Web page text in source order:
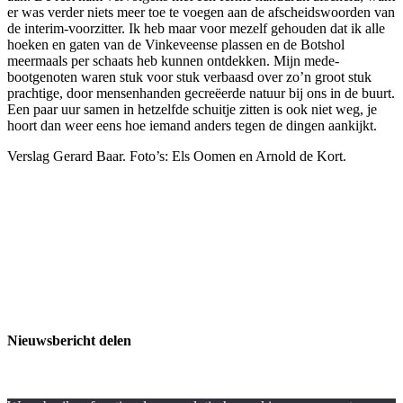
er was verder niets meer toe te voegen aan de afscheidswoorden van
de interim-voorzitter. Ik heb maar voor mezelf gehouden dat ik alle
hoeken en gaten van de Vinkeveense plassen en de Botshol
meermaals per schaats heb kunnen ontdekken. Mijn mede-
bootgenoten waren stuk voor stuk verbaasd over zo’n groot stuk
prachtige, door mensenhanden gecreëerde natuur bij ons in de buurt.
Een paar uur samen in hetzelfde schuitje zitten is ook niet weg, je
hoort dan weer eens hoe iemand anders tegen de dingen aankijkt.
Verslag Gerard Baar. Foto’s: Els Oomen en Arnold de Kort.
Nieuwsbericht delen